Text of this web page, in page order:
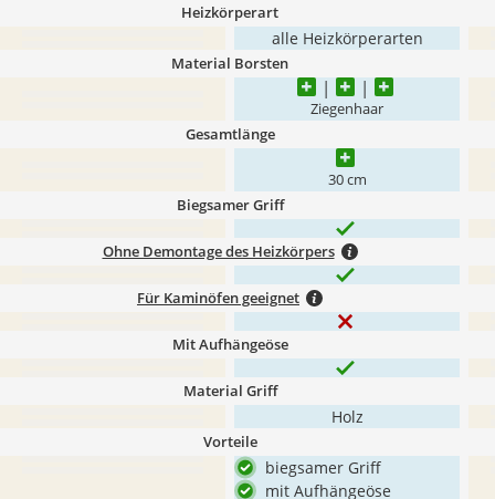
Heizkörperart
alle Heizkörperarten
Material Borsten
Ziegenhaar
Gesamtlänge
30 cm
Biegsamer Griff
Ohne Demontage des Heizkörpers
Für Kaminöfen geeignet
Mit Aufhängeöse
Material Griff
Holz
Vorteile
biegsamer Griff
mit Aufhängeöse